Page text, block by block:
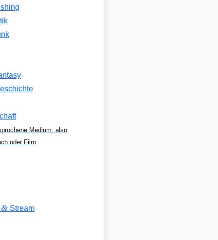
Medium, also
oder Film
& Stream